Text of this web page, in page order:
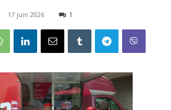
17 juin 2026 1